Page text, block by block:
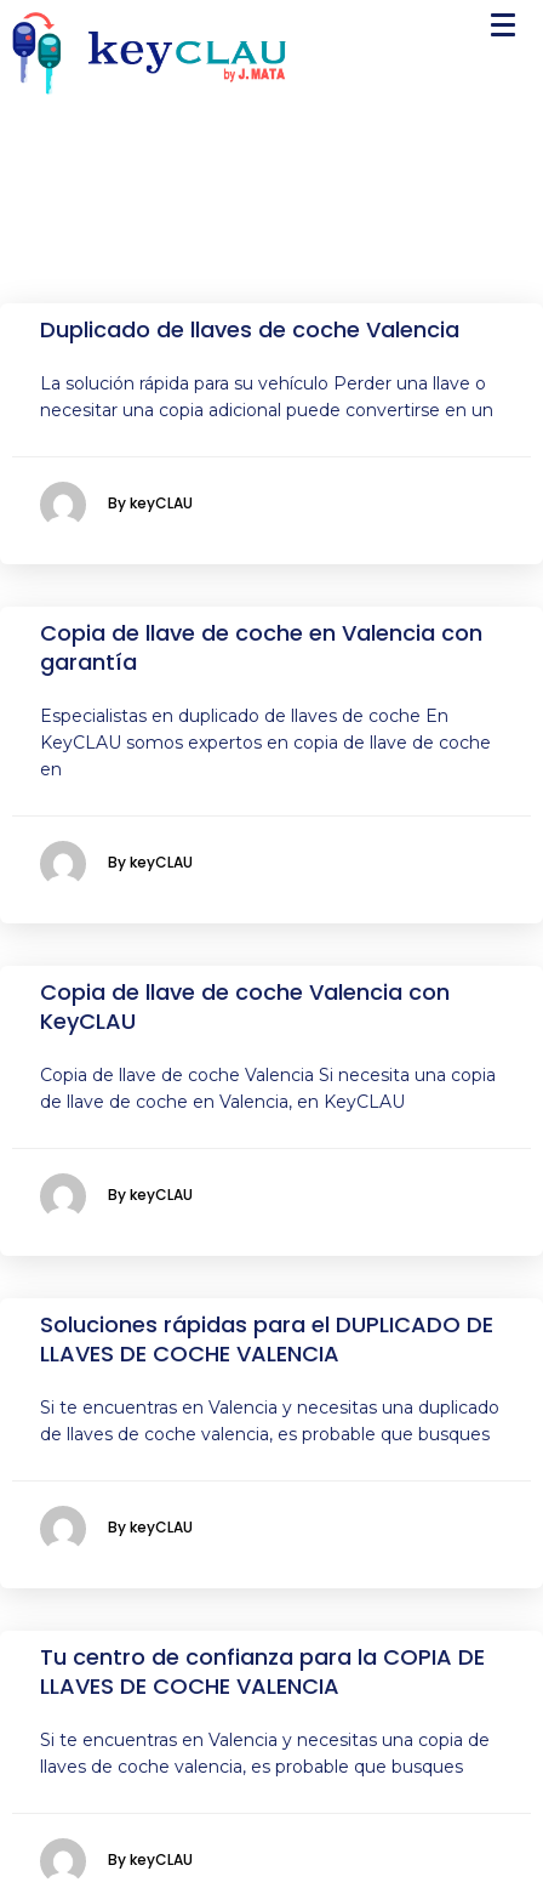
Duplicado de llaves de coche Valencia
La solución rápida para su vehículo Perder una llave o
necesitar una copia adicional puede convertirse en un
By keyCLAU
Copia de llave de coche en Valencia con
garantía
Especialistas en duplicado de llaves de coche En
KeyCLAU somos expertos en copia de llave de coche
en
By keyCLAU
Copia de llave de coche Valencia con
KeyCLAU
Copia de llave de coche Valencia Si necesita una copia
de llave de coche en Valencia, en KeyCLAU
By keyCLAU
Soluciones rápidas para el DUPLICADO DE
LLAVES DE COCHE VALENCIA
Si te encuentras en Valencia y necesitas una duplicado
de llaves de coche valencia, es probable que busques
By keyCLAU
Tu centro de confianza para la COPIA DE
LLAVES DE COCHE VALENCIA
Si te encuentras en Valencia y necesitas una copia de
llaves de coche valencia, es probable que busques
By keyCLAU